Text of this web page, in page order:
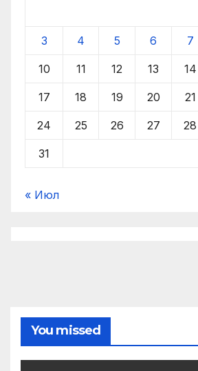
3 4 5 6 7
10 11 12 13 14
17 18 19 20 21
24 25 26 27 28
31
« Июл
You missed